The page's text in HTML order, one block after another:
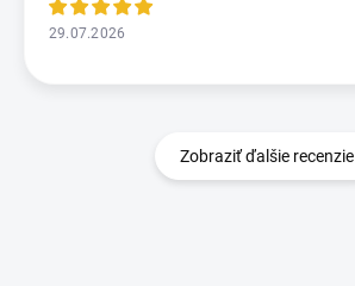
29.07.2026
Zobraziť ďalšie recenzie